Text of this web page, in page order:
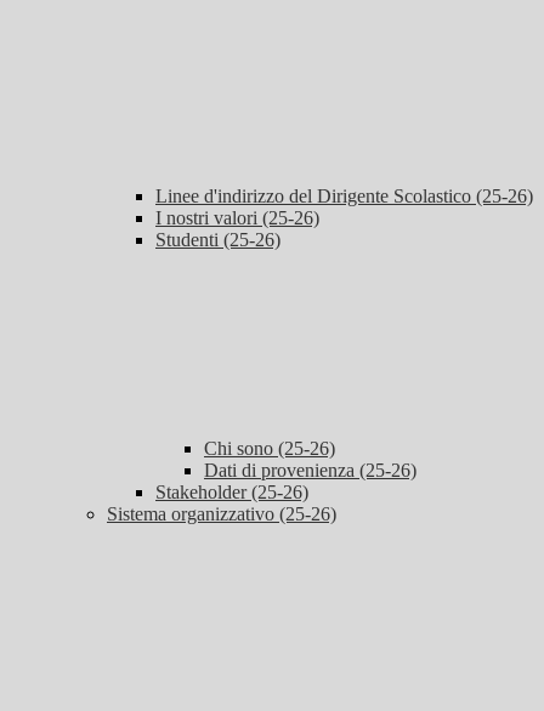
Linee d'indirizzo del Dirigente Scolastico (25-26)
I nostri valori (25-26)
Studenti (25-26)
Chi sono (25-26)
Dati di provenienza (25-26)
Stakeholder (25-26)
Sistema organizzativo (25-26)